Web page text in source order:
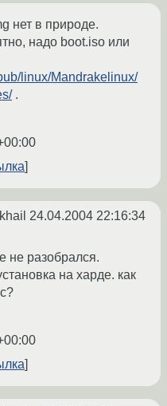
нет в природе.
надо boot.iso или
linux/Mandrakelinux/
.
24.04.2004 22:16:34
не разобрался.
на харде. как